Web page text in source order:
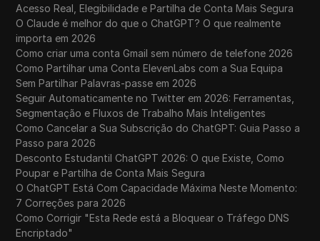
Acesso Real, Elegibilidade e Partilha de Conta Mais Segura
O Claude é melhor do que o ChatGPT? O que realmente
importa em 2026
Como criar uma conta Gmail sem número de telefone 2026
Como Partilhar uma Conta ElevenLabs com a Sua Equipa
Sem Partilhar Palavras-passe em 2026
Seguir Automaticamente no Twitter em 2026: Ferramentas,
Segmentação e Fluxos de Trabalho Mais Inteligentes
Como Cancelar a Sua Subscrição do ChatGPT: Guia Passo a
Passo para 2026
Desconto Estudantil ChatGPT 2026: O que Existe, Como
Poupar e Partilha de Conta Mais Segura
O ChatGPT Está Com Capacidade Máxima Neste Momento:
7 Correções para 2026
Como Corrigir "Esta Rede está a Bloquear o Tráfego DNS
Encriptado"